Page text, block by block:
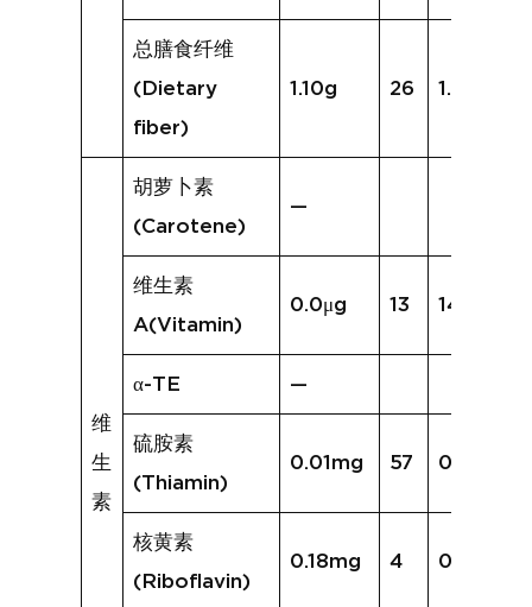
总膳食纤维
(Dietary
fiber)
1.10g 26 1.5g
维
生
素
胡萝卜素
(Carotene)
—
维生素
A(Vitamin)
0.0μg 13 14.0μg
α-TE —
硫胺素
(Thiamin)
0.01mg 57 0.16mg
核黄素
(Riboflavin)
0.18mg 4 0.09mg